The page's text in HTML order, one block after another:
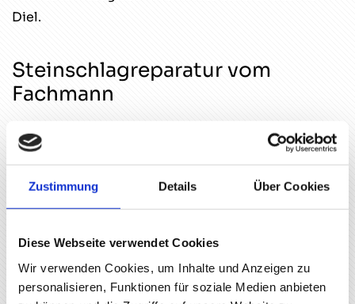
Zustimmung Details Über Cookies
Diese Webseite verwendet Cookies
Wir verwenden Cookies, um Inhalte und Anzeigen zu
personalisieren, Funktionen für soziale Medien anbieten
Diel.
Steinschlagreparatur vom
Fachmann
Unsere Experten tauschen Seiten-, Heck- und
Frontscheiben von PKW, Nutzfahrzeugen und
Wohnmobilen in unserer gut ausgestatteten
unsere cleveren und erprobten Verfahren für die
Steinschlagreparatur. Durch den Einsatz von
transparentem Spezialharz können Einschläge und